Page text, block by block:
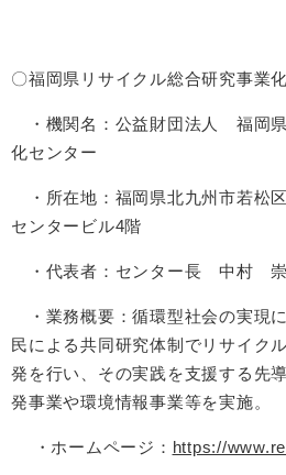
〇福岡県リサイクル総合研究事業
・機関名：公益財団法人 福岡
化センター
・所在地：福岡県北九州市若松
センタービル4階
・代表者：センター長 中村 崇
・業務概要：循環型社会の実現
民による共同研究体制でリサイク
発を行い、その実践を支援する先
発事業や環境情報事業等を実施。
・ホームページ： https://